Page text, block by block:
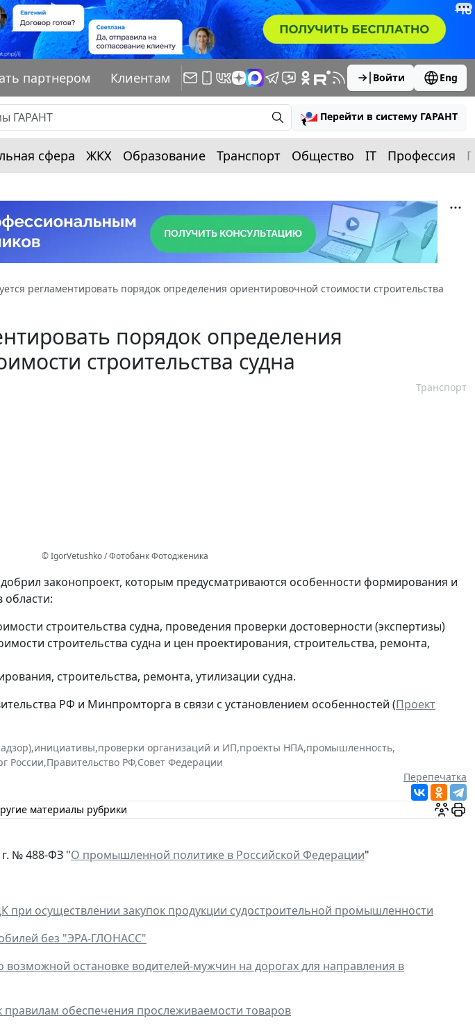
партнером Клиентам Войти Eng
Перейти в систему ГАРАНТ
сфера ЖКХ Образование Транспорт Общество IT Профессия
регламентировать порядок определения ориентировочной стоимости строительства
порядок определения
строительства судна
Транспорт
© IgorVetushko / Фотобанк Фотодженика
законопроект, которым предусматриваются особенности формирования и
строительства судна, проведения проверки достоверности (экспертизы)
строительства судна и цен проектирования, строительства, ремонта,
строительства, ремонта, утилизации судна.
РФ и Минпромторга в связи с установлением особенностей (Проект
,инициативы,проверки организаций и ИП,проекты НПА,промышленность,
России,Правительство РФ,Совет Федерации
Перепечатка
материалы рубрики
№ 488-ФЗ "О промышленной политике в Российской Федерации"
осуществлении закупок продукции судостроительной промышленности
без "ЭРА-ГЛОНАСС"
остановке водителей-мужчин на дорогах для направления в
обеспечения прослеживаемости товаров